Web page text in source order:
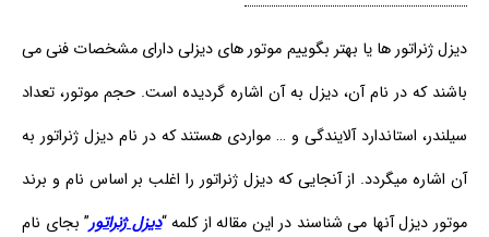
دیزل ژنراتور ها یا بهتر بگوییم موتور های دیزلی دارای مشخصات فنی می
باشند که در نام آن، دیزل به آن اشاره گردیده است. حجم موتور، تعداد
سیلندر، استاندارد آلایندگی و … مواردی هستند که در نام دیزل ژنراتور به
آن اشاره میگردد. از آنجایی که دیزل ژنراتور را اغلب بر اساس نام و برند
موتور دیزل آنها می شناسند در این مقاله از کلمه “دیزل ژنراتور” بجای نام